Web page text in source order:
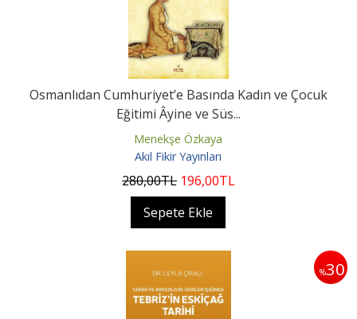
Osmanlıdan Cumhuriyet’e Basında Kadın ve Çocuk
Eğitimi Âyine ve Süs...
Menekşe Özkaya
Akıl Fikir Yayınları
280,00TL 196,00TL
Sepete Ekle
%30